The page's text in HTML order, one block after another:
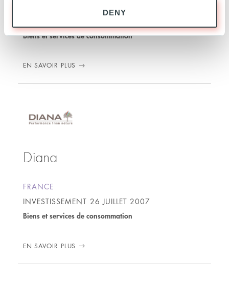
DENY
Biens et services de consommation
EN SAVOIR PLUS
Diana
FRANCE
INVESTISSEMENT 26 JUILLET 2007
Biens et services de consommation
EN SAVOIR PLUS